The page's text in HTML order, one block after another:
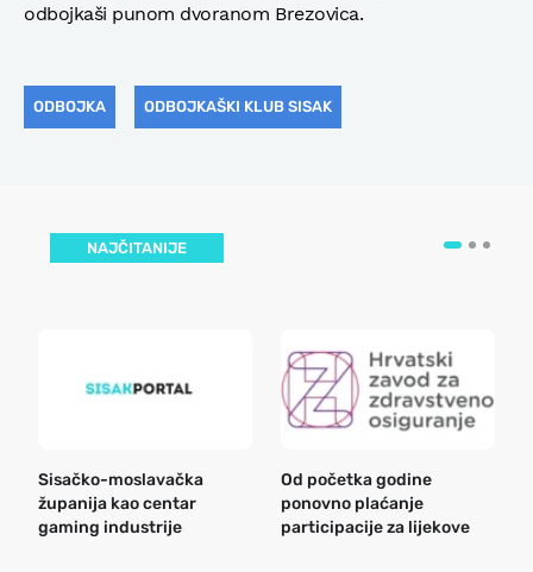
odbojkaši punom dvoranom Brezovica.
ODBOJKA ODBOJKAŠKI KLUB SISAK
NAJČITANIJE
Sisačko-moslavačka
županija kao centar
gaming industrije
Od početka godine
ponovno plaćanje
participacije za lijekove